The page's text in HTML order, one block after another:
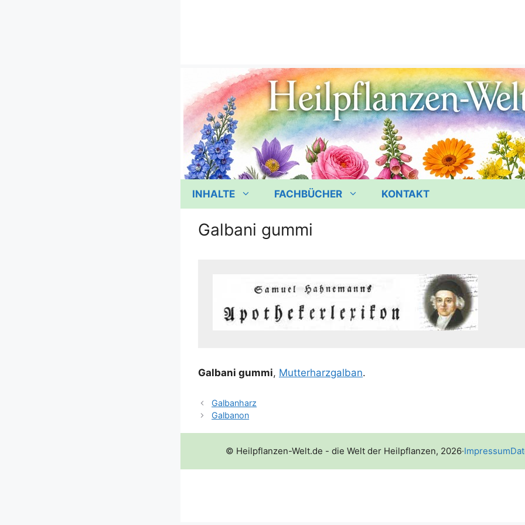
INHALTE FACHBÜCHER KONTAKT
Galbani gummi
Gal­ba­ni gum­mi, Mut­ter­harz­gal­ban.
Galbanharz
Galbanon
© Heilpflanzen-Welt.de - die Welt der Heilpflanzen, 2026·Impressum